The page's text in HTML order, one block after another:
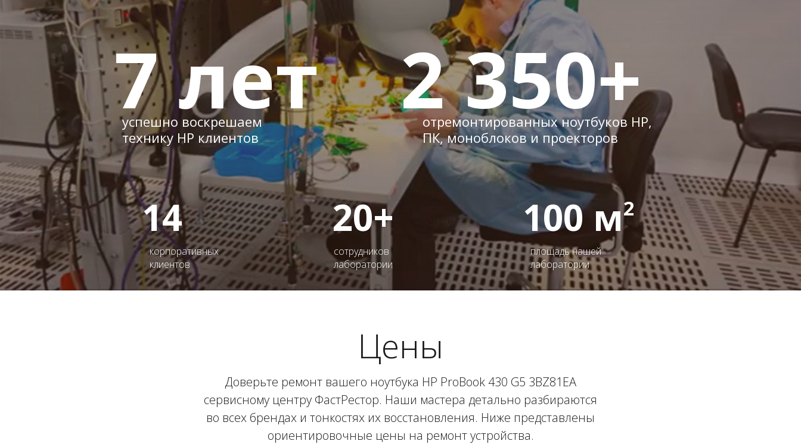
7лет
успешно воскрешаем
технику HP клиентов
2 350+
отремонтированных ноутбуков HP,
ПК, моноблоков и проекторов
14
корпоративных
клиентов
20+
сотрудников
лаборатории
100 м2
площадь нашей
лаборатории
Цены
Доверьте ремонт вашего ноутбука HP ProBook 430 G5 3BZ81EA
сервисному центру ФастРестор. Наши мастера детально разбираются
во всех брендах и тонкостях их восстановления. Ниже представлены
ориентировочные цены на ремонт устройства.